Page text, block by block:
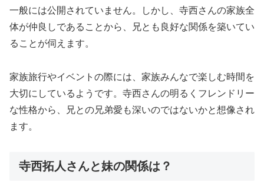
一般には公開されていません。しかし、寺西さんの家族全
体が仲良しであることから、兄とも良好な関係を築いてい
ることが伺えます。
家族旅行やイベントの際には、家族みんなで楽しむ時間を
大切にしているようです。寺西さんの明るくフレンドリー
な性格から、兄との兄弟愛も深いのではないかと想像され
ます。
寺西拓人さんと妹の関係は？